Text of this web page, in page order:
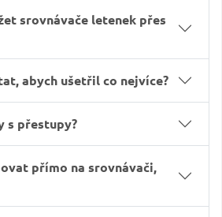
srovnávače letenek přes
abych ušetřil co nejvíce?
s přestupy?
přímo na srovnávači,